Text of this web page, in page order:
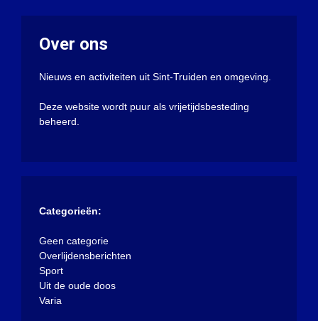
Over ons
Nieuws en activiteiten uit Sint-Truiden en omgeving.
Deze website wordt puur als vrijetijdsbesteding
beheerd.
Categorieën:
Geen categorie
Overlijdensberichten
Sport
Uit de oude doos
Varia